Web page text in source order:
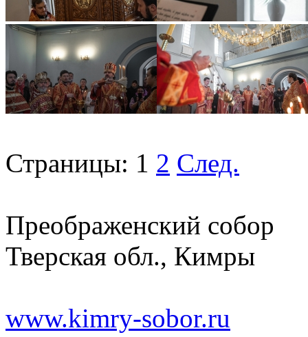
Страницы: 1 2 След.
Преображенский собор
Тверская обл., Кимры
www.kimry-sobor.ru